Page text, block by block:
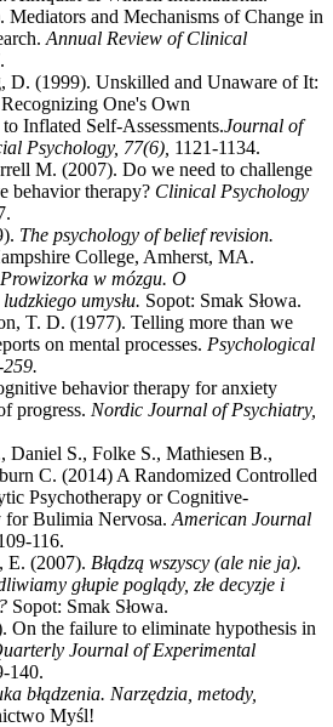
and Mechanisms of Change in
Annual Review of Clinical
D. (1999). Unskilled and Unaware of It:
One's Own
Inflated Self-Assessments.Journal of
Psychology, 77(6), 1121-1134.
M. (2007). Do we need to challenge
behavior therapy? Clinical Psychology
The psychology of belief revision.
College, Amherst, MA.
Prowizorka w mózgu. O
umysłu. Sopot: Smak Słowa.
T. D. (1977). Telling more than we
on mental processes. Psychological
behavior therapy for anxiety
progress. Nordic Journal of Psychiatry,
Daniel S., Folke S., Mathiesen B.,
C. (2014) A Randomized Controlled
Psychotherapy or Cognitive-
Bulimia Nervosa. American Journal
116.
E. (2007). Błądzą wszyscy (ale nie ja).
głupie poglądy, złe decyzje i
Sopot: Smak Słowa.
On the failure to eliminate hypothesis in
Journal of Experimental
140.
błądzenia. Narzędzia, metody,
Myśl!